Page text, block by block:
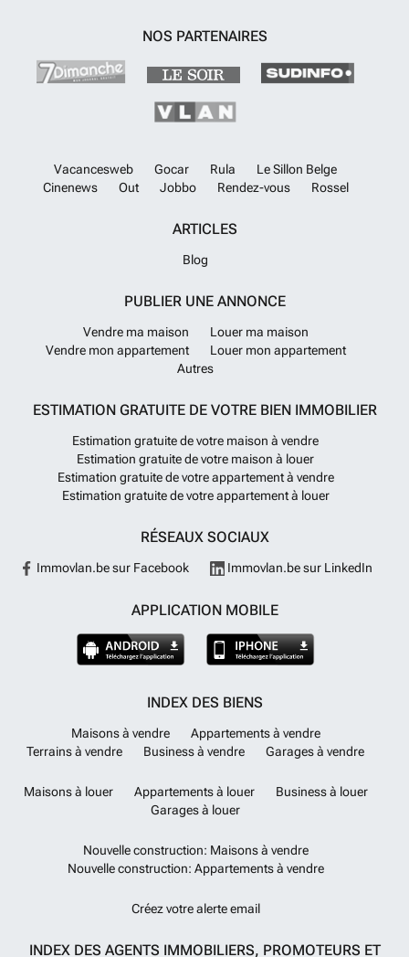
NOS PARTENAIRES
Vacancesweb Gocar Rula
Le Sillon Belge
Cinenews
Out Jobbo Rendez-vous Rossel
ARTICLES
Blog
PUBLIER UNE ANNONCE
Vendre ma maison
Louer ma maison
Vendre mon appartement
Louer mon appartement
Autres
ESTIMATION GRATUITE DE VOTRE BIEN IMMOBILIER
Estimation gratuite de votre maison à vendre
Estimation gratuite de votre maison à louer
Estimation gratuite de votre appartement à vendre
Estimation gratuite de votre appartement à louer
RÉSEAUX SOCIAUX
Immovlan.be sur Facebook Immovlan.be sur LinkedIn
APPLICATION MOBILE
INDEX DES BIENS
Maisons à vendre
Appartements à vendre
Terrains à vendre
Business à vendre Garages à vendre
Maisons à louer Appartements à louer
Business à louer
Garages à louer
Nouvelle construction: Maisons à vendre
Nouvelle construction: Appartements à vendre
Créez votre alerte email
INDEX DES AGENTS IMMOBILIERS, PROMOTEURS ET